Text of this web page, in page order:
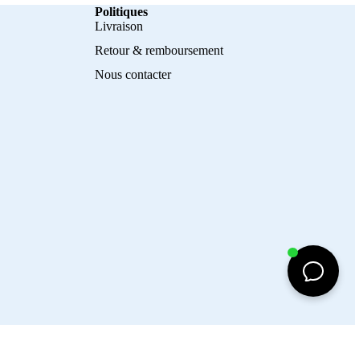
Politiques
Livraison
Retour & remboursement
Nous contacter